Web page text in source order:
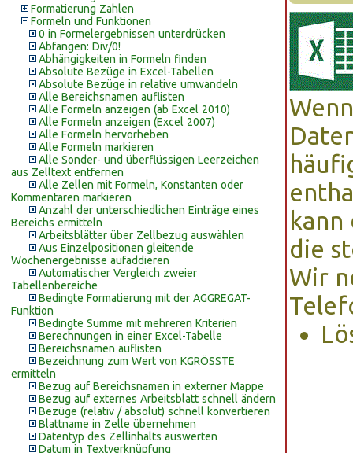
Formatierung Zahlen
Formeln und Funktionen
0 in Formelergebnissen unterdrücken
Abfangen: Div/0!
Abhängigkeiten in Formeln finden
Absolute Bezüge in Excel-Tabellen
Absolute Bezüge in relative umwandeln
Alle Bereichsnamen auflisten
Alle Formeln anzeigen (ab Excel 2010)
Alle Formeln anzeigen (Excel 2007)
Alle Formeln hervorheben
Alle Formeln markieren
Alle Sonder- und überflüssigen Leerzeichen
aus Zelltext entfernen
Alle Zellen mit Formeln, Konstanten oder
Kommentaren markieren
Anzahl der unterschiedlichen Einträge eines
Bereichs ermitteln
Arbeitsblätter über Zellbezug auswählen
Aus Einzelpositionen gleitende
Wochenergebnisse aufaddieren
Automatischer Vergleich zweier
Tabellenbereiche
Bedingte Formatierung mit der AGGREGAT-
Funktion
Bedingte Summe mit mehreren Kriterien
Berechnungen in einer Excel-Tabelle
Bereichsnamen auflisten
Bezeichnung zum Wert von KGRÖSSTE
ermitteln
Bezug auf Bereichsnamen in externer Mappe
Bezug auf externes Arbeitsblatt schnell ändern
Bezüge (relativ / absolut) schnell konvertieren
Blattname in Zelle übernehmen
Datentyp des Zellinhalts auswerten
Datum in Textverknüpfung
die
Wir